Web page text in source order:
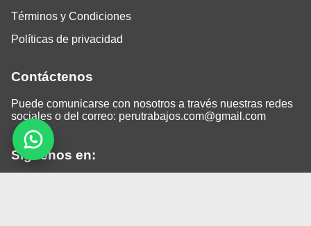
Términos y Condiciones
Políticas de privacidad
Contáctenos
Puede comunicarse con nosotros a través nuestras redes
sociales o del correo: perutrabajos.com@gmail.com
Siguenos en: